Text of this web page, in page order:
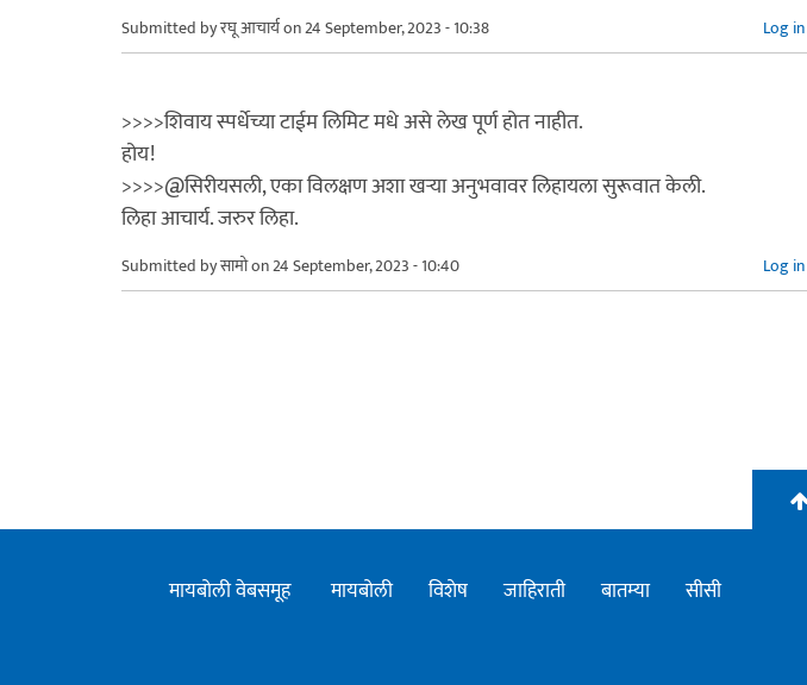
Submitted byरघू आचार्यon 24 September, 2023 - 10:38 Log in
>>>>शिवाय स्पर्धेच्या टाईम लिमिट मधे असे लेख पूर्ण होत नाहीत.
होय!
>>>>@सिरीयसली, एका विलक्षण अशा खर्‍या अनुभवावर लिहायला सुरूवात केली.
लिहा आचार्य. जरुर लिहा.
Submitted byसामोon 24 September, 2023 - 10:40 Log in
मायबोली वेबसमूह मायबोली विशेष जाहिराती बातम्या सीसी